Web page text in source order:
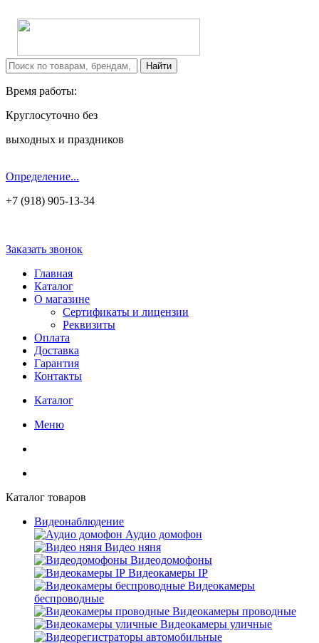
Время работы:
Круглосуточно без
выходных и праздников
Определение...
+7 (918) 905-13-34
Заказать звонок
Главная
Каталог
О магазине
Сертификаты и лицензии
Реквизиты
Оплата
Доставка
Гарантия
Контакты
Каталог
Меню
Каталог товаров
Видеонаблюдение
Аудио домофон
Видео няня
Видеодомофоны
Видеокамеры IP
Видеокамеры
беспроводные
Видеокамеры проводные
Видеокамеры уличные